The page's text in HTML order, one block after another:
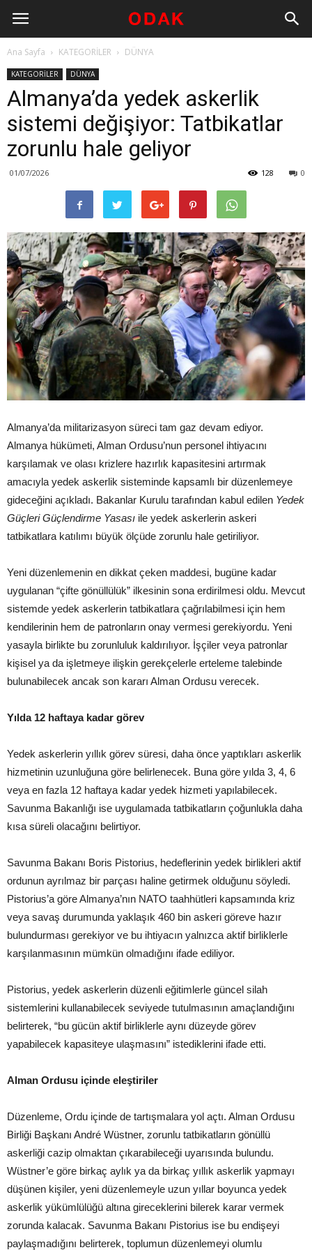
Ana Sayfa KATEGORİLER DÜNYA
KATEGORİLER DÜNYA
Almanya’da yedek askerlik
sistemi değişiyor: Tatbikatlar
zorunlu hale geliyor
01/07/2026 0
128
Almanya’da militarizasyon süreci tam gaz devam ediyor.
Almanya hükümeti, Alman Ordusu’nun personel ihtiyacını
karşılamak ve olası krizlere hazırlık kapasitesini artırmak
amacıyla yedek askerlik sisteminde kapsamlı bir düzenlemeye
gideceğini açıkladı. Bakanlar Kurulu tarafından kabul edilen Yedek
Güçleri Güçlendirme Yasası ile yedek askerlerin askeri
tatbikatlara katılımı büyük ölçüde zorunlu hale getiriliyor.
Yeni düzenlemenin en dikkat çeken maddesi, bugüne kadar
uygulanan “çifte gönüllülük” ilkesinin sona erdirilmesi oldu. Mevcut
sistemde yedek askerlerin tatbikatlara çağrılabilmesi için hem
kendilerinin hem de patronların onay vermesi gerekiyordu. Yeni
yasayla birlikte bu zorunluluk kaldırılıyor. İşçiler veya patronlar
kişisel ya da işletmeye ilişkin gerekçelerle erteleme talebinde
bulunabilecek ancak son kararı Alman Ordusu verecek.
Yılda 12 haftaya kadar görev
Yedek askerlerin yıllık görev süresi, daha önce yaptıkları askerlik
hizmetinin uzunluğuna göre belirlenecek. Buna göre yılda 3, 4, 6
veya en fazla 12 haftaya kadar yedek hizmeti yapılabilecek.
Savunma Bakanlığı ise uygulamada tatbikatların çoğunlukla daha
kısa süreli olacağını belirtiyor.
Savunma Bakanı Boris Pistorius, hedeflerinin yedek birlikleri aktif
ordunun ayrılmaz bir parçası haline getirmek olduğunu söyledi.
Pistorius’a göre Almanya’nın NATO taahhütleri kapsamında kriz
veya savaş durumunda yaklaşık 460 bin askeri göreve hazır
bulundurması gerekiyor ve bu ihtiyacın yalnızca aktif birliklerle
karşılanmasının mümkün olmadığını ifade ediliyor.
Pistorius, yedek askerlerin düzenli eğitimlerle güncel silah
sistemlerini kullanabilecek seviyede tutulmasının amaçlandığını
belirterek, “bu gücün aktif birliklerle aynı düzeyde görev
yapabilecek kapasiteye ulaşmasını” istediklerini ifade etti.
Alman Ordusu içinde eleştiriler
Düzenleme, Ordu içinde de tartışmalara yol açtı. Alman Ordusu
Birliği Başkanı André Wüstner, zorunlu tatbikatların gönüllü
askerliği cazip olmaktan çıkarabileceği uyarısında bulundu.
Wüstner’e göre birkaç aylık ya da birkaç yıllık askerlik yapmayı
düşünen kişiler, yeni düzenlemeyle uzun yıllar boyunca yedek
askerlik yükümlülüğü altına gireceklerini bilerek karar vermek
zorunda kalacak. Savunma Bakanı Pistorius ise bu endişeyi
paylaşmadığını belirterek, toplumun düzenlemeyi olumlu